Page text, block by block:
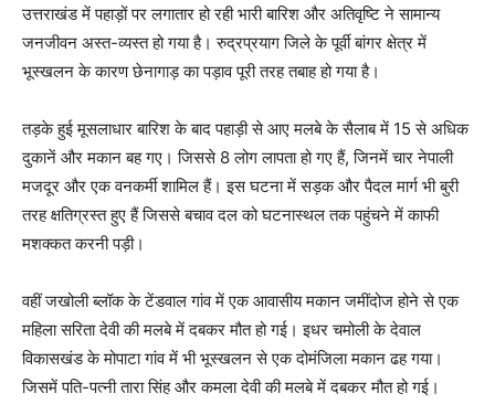
उत्तराखंड में पहाड़ों पर लगातार हो रही भारी बारिश और अतिवृष्टि ने सामान्य
जनजीवन अस्त-व्यस्त हो गया है। रुद्रप्रयाग जिले के पूर्वी बांगर क्षेत्र में
भूस्खलन के कारण छेनागाड़ का पड़ाव पूरी तरह तबाह हो गया है।
तड़के हुई मूसलाधार बारिश के बाद पहाड़ी से आए मलबे के सैलाब में 15 से अधिक
दुकानें और मकान बह गए। जिससे 8 लोग लापता हो गए हैं, जिनमें चार नेपाली
मजदूर और एक वनकर्मी शामिल हैं। इस घटना में सड़क और पैदल मार्ग भी बुरी
तरह क्षतिग्रस्त हुए हैं जिससे बचाव दल को घटनास्थल तक पहुंचने में काफी
मशक्कत करनी पड़ी।
वहीं जखोली ब्लॉक के टेंडवाल गांव में एक आवासीय मकान जमींदोज होने से एक
महिला सरिता देवी की मलबे में दबकर मौत हो गई। इधर चमोली के देवाल
विकासखंड के मोपाटा गांव में भी भूस्खलन से एक दोमंजिला मकान ढह गया।
जिसमें पति-पत्नी तारा सिंह और कमला देवी की मलबे में दबकर मौत हो गई।